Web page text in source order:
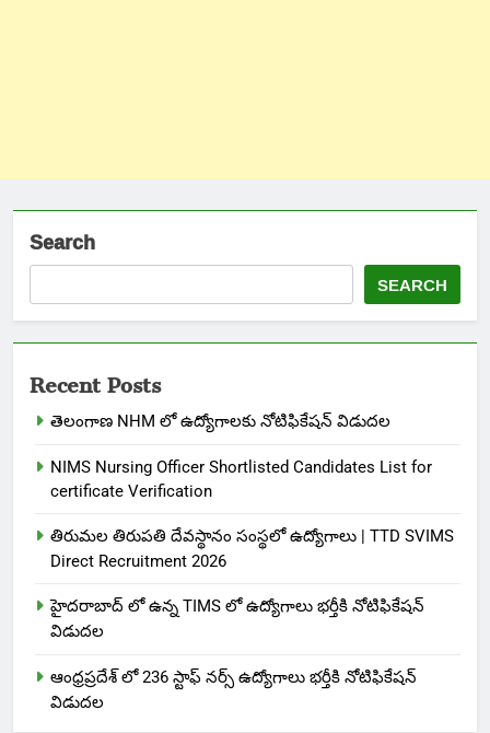
Search
SEARCH
Recent Posts
తెలంగాణ NHM లో ఉద్యోగాలకు నోటిఫికేషన్ విడుదల
NIMS Nursing Officer Shortlisted Candidates List for
certificate Verification
తిరుమల తిరుపతి దేవస్థానం సంస్థలో ఉద్యోగాలు | TTD SVIMS
Direct Recruitment 2026
హైదరాబాద్ లో ఉన్న TIMS లో ఉద్యోగాలు భర్తీకి నోటిఫికేషన్
విడుదల
ఆంధ్రప్రదేశ్ లో 236 స్టాఫ్ నర్స్ ఉద్యోగాలు భర్తీకి నోటిఫికేషన్
విడుదల